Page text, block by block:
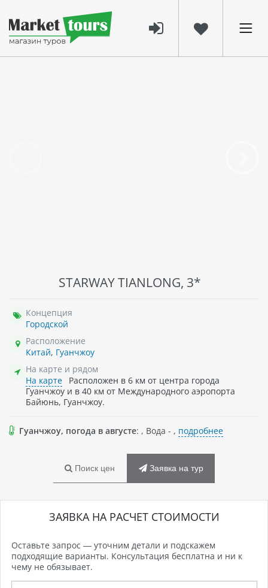
STARWAY TIANLONG, 3*
Концепция
Городской
Расположение
Китай, Гуанчжоу
На карте и рядом
На карте
Расположен в 6 км от центра города
Гуанчжоу и в 40 км от Международного аэропорта
Байюнь, Гуанчжоу.
Гуанчжоу, погода в августе: , Вода - , подробнее
Поиск цен Заявка на тур
ЗАЯВКА НА РАСЧЕТ СТОИМОСТИ
Оставьте запрос — уточним детали и подскажем
подходящие варианты. Консультация бесплатна и ни к
чему не обязывает.